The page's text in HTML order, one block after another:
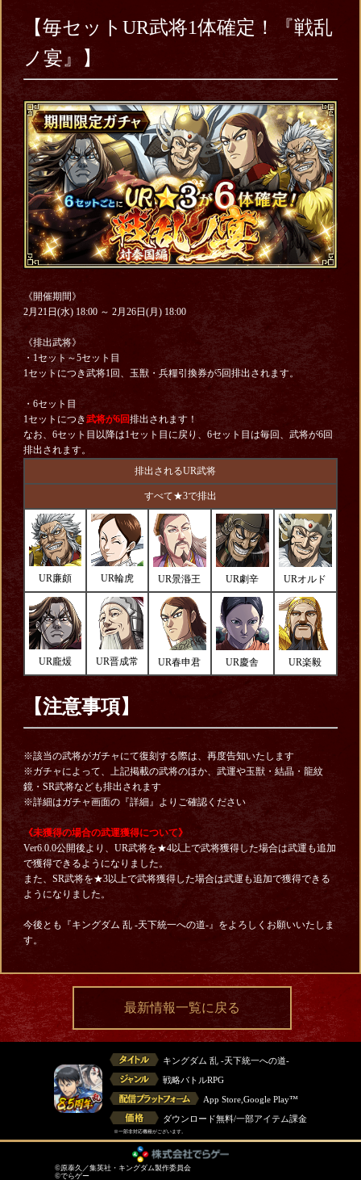
【毎セットUR武将1体確定！『戦乱
ノ宴』】
《開催期間》
2月21日(水) 18:00 ～ 2月26日(月) 18:00
《排出武将》
・1セット～5セット目
1セットにつき武将1回、玉獣・兵糧引換券が5回排出されます。
・6セット目
1セットにつき武将が6回排出されます！
なお、6セット目以降は1セット目に戻り、6セット目は毎回、武将が6回
排出されます。
排出されるUR武将
すべて★3で排出
UR廉頗 UR輪虎 UR景湣王 UR劇辛 URオルド
UR龐煖 UR晋成常 UR春申君 UR慶舎 UR楽毅
【注意事項】
※該当の武将がガチャにて復刻する際は、再度告知いたします
※ガチャによって、上記掲載の武将のほか、武運や玉獣・結晶・龍紋
鏡・SR武将なども排出されます
※詳細はガチャ画面の『詳細』よりご確認ください
《未獲得の場合の武運獲得について》
Ver6.0.0公開後より、UR武将を★4以上で武将獲得した場合は武運も追加
で獲得できるようになりました。
また、SR武将を★3以上で武将獲得した場合は武運も追加で獲得できる
ようになりました。
今後とも『キングダム 乱 -天下統一への道-』をよろしくお願いいたしま
す。
最新情報一覧に戻る
キングダム 乱 -天下統一への道-
戦略バトルRPG
App Store,Google Play™
ダウンロード無料/一部アイテム課金
※一部非対応機種がございます。
©原泰久／集英社・キングダム製作委員会
©でらゲー